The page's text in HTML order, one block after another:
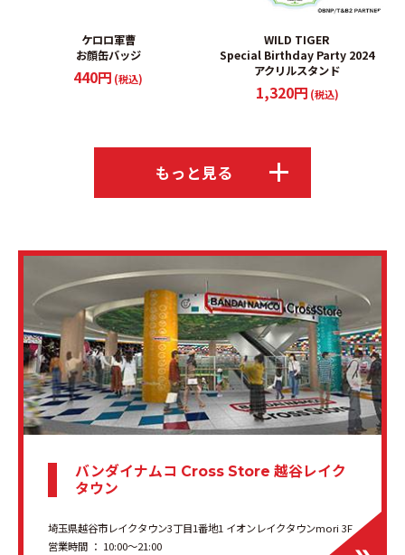
ケロロ軍曹
お顔缶バッジ
440円 (税込)
WILD TIGER
Special Birthday Party 2024
アクリルスタンド
1,320円 (税込)
もっと見る
バンダイナムコ Cross Store 越谷レイク
タウン
埼玉県越谷市レイクタウン3丁目1番地1 イオンレイクタウンmori 3F
営業時間 ： 10:00〜21:00